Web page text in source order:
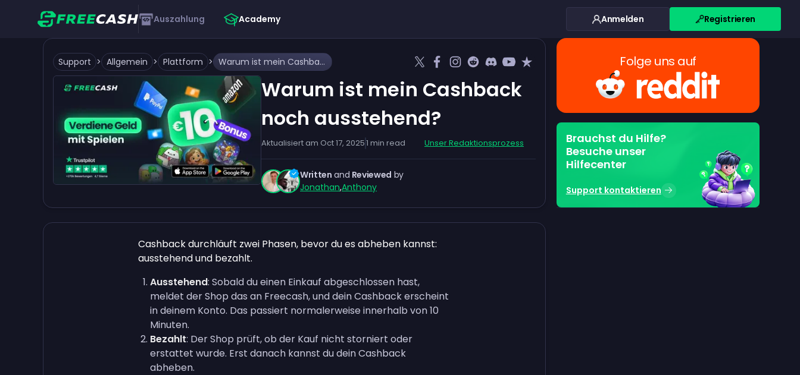
Auszahlung Academy Anmelden Registrieren
Support > Allgemein > Plattform > Warum ist mein Cashback noch ausstehend?
Warum ist mein Cashback
noch ausstehend?
Aktualisiert am Oct 17, 20251 min read Unser Redaktionsprozess
Written and Reviewed by
Jonathan,Anthony
Cashback durchläuft zwei Phasen, bevor du es abheben kannst:
ausstehend und bezahlt.
Ausstehend: Sobald du einen Einkauf abgeschlossen hast,
meldet der Shop das an Freecash, und dein Cashback erscheint
in deinem Konto. Das passiert normalerweise innerhalb von 10
Minuten.
Bezahlt: Der Shop prüft, ob der Kauf nicht storniert oder
erstattet wurde. Erst danach kannst du dein Cashback
abheben.
Folge uns auf
Brauchst du Hilfe?
Besuche unser
Hilfecenter
Support kontaktieren